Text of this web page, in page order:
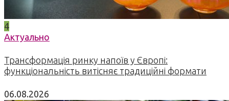
4
Актуально
Трансформація ринку напоїв у Європі:
функціональність витісняє традиційні формати
06.08.2026